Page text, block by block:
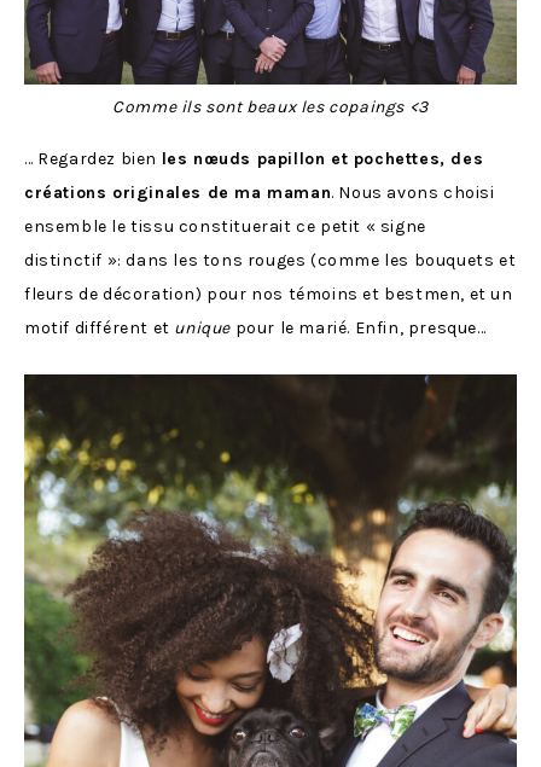
Comme ils sont beaux les copaings <3
… Regardez bien les nœuds papillon et pochettes, des
créations originales de ma maman. Nous avons choisi
ensemble le tissu constituerait ce petit « signe
distinctif »: dans les tons rouges (comme les bouquets et
fleurs de décoration) pour nos témoins et bestmen, et un
motif différent et unique pour le marié. Enfin, presque…